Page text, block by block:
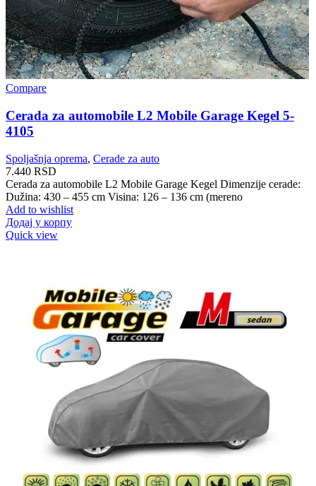
Compare
Cerada za automobile L2 Mobile Garage Kegel 5-
4105
Spoljašnja oprema, Cerade za auto
7.440 RSD
Cerada za automobile L2 Mobile Garage Kegel Dimenzije cerade:
Dužina: 430 – 455 cm Visina: 126 – 136 cm (mereno
Add to wishlist
Додај у корпу
Quick view